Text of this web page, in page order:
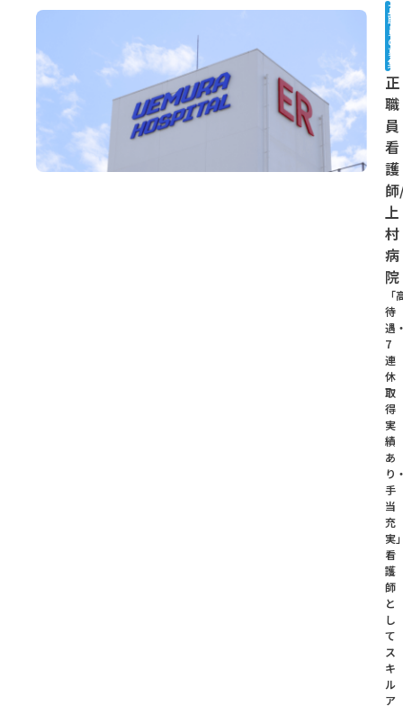
正
職
員
の
募
集
正
職
員
看
護
上
村
病
院
「
待
遇
7
連
休
取
得
実
績
あ
り
手
当
充
実
看
護
師
と
し
て
ス
キ
ル
ア